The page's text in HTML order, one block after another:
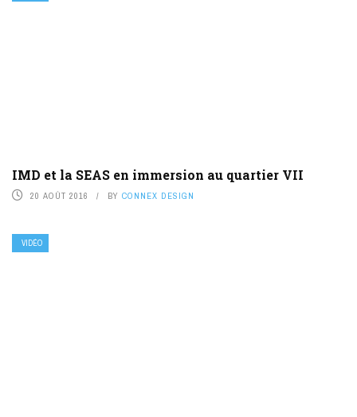
IMD et la SEAS en immersion au quartier VII
20 AOÛT 2016 BY CONNEX DESIGN
VIDÉO